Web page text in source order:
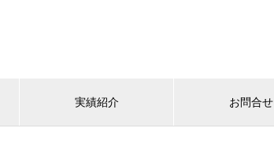
実績紹介 お問合せ